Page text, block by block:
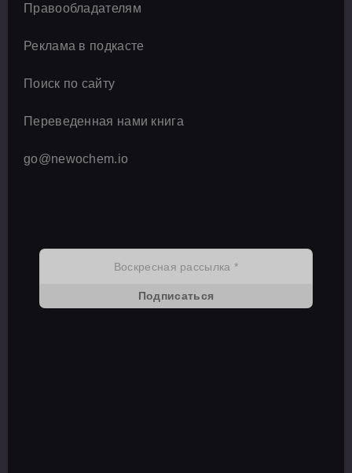
Правообладателям
Реклама в подкасте
Поиск по сайту
Переведенная нами книга
go@newochem.io